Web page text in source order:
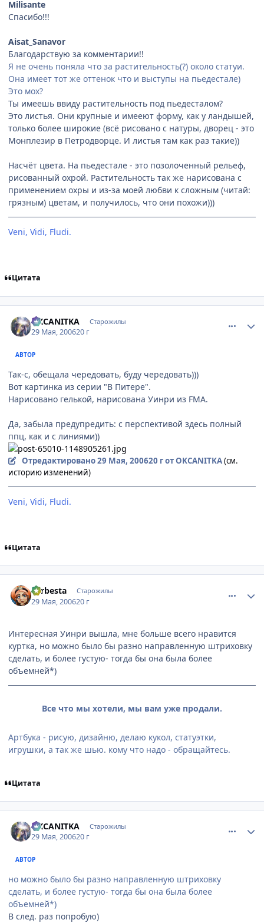
Milisante
Спасибо!!!
Aisat_Sanavor
Благодарствую за комментарии!!
Я не очень поняла что за растительность(?) около статуи.
Она имеет тот же оттенок что и выступы на пьедестале)
Это мох?
Ты имеешь ввиду растительность под пьедесталом?
Это листья. Они крупные и имееют форму, как у ландышей,
только более широкие (всё рисовано с натуры, дворец - это
Монплезир в Петродворце. И листья там как раз такие))
Насчёт цвета. На пьедестале - это позолоченный рельеф,
рисованный охрой. Растительность так же нарисована с
применением охры и из-за моей любви к сложным (читай:
грязным) цветам, и получилось, что они похожи)))
Veni, Vidi, Fludi.
Цитата
OKCANITKA Старожилы
29 Мая, 200620 г
АВТОР
Так-с, обещала чередовать, буду чередовать)))
Вот картинка из серии "В Питере".
Нарисовано гелькой, нарисована Уинри из FMA.
Да, забыла предупредить: с перспективой здесь полный
ппц, как и с линиями))
Отредактировано29 Мая, 200620 гот OKCANITKA(см.
историю изменений)
Veni, Vidi, Fludi.
Цитата
Larbesta Старожилы
29 Мая, 200620 г
Интересная Уинри вышла, мне больше всего нравится
куртка, но можно было бы разно направленную штриховку
сделать, и более густую- тогда бы она была более
объемней*)
Все что мы хотели, мы вам уже продали.
Артбука - рисую, дизайню, делаю кукол, статуэтки,
игрушки, а так же шью. кому что надо - обращайтесь.
Цитата
OKCANITKA Старожилы
29 Мая, 200620 г
АВТОР
но можно было бы разно направленную штриховку
сделать, и более густую- тогда бы она была более
объемней*)
В след. раз попробую)